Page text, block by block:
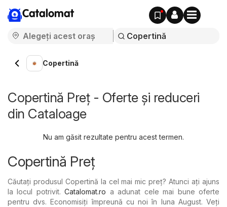
Catalomat
Copertină
Copertină Preț - Oferte și reduceri
din Cataloage
Nu am găsit rezultate pentru acest termen.
Copertină Preț
Căutați produsul Copertină la cel mai mic preț? Atunci ați ajuns
la locul potrivit.Catalomat.ro a adunat cele mai bune oferte
pentru dvs. Economisiți împreună cu noi în luna August. Veți